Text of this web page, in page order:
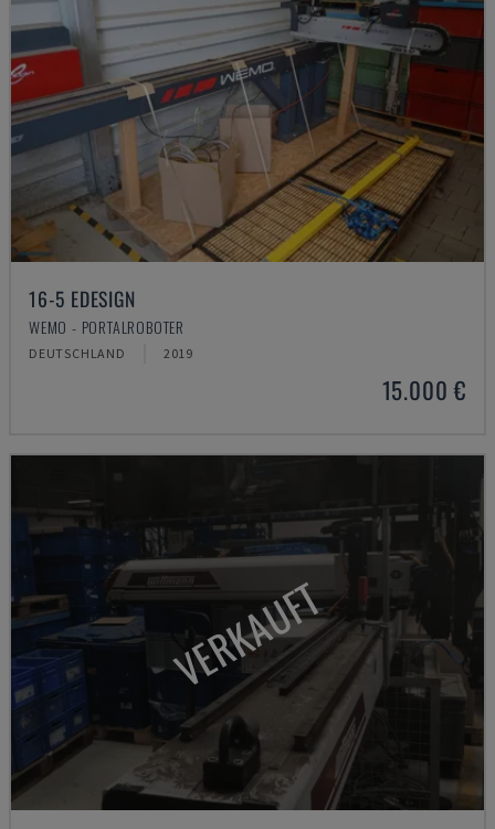
16-5 EDESIGN
WEMO - PORTALROBOTER
DEUTSCHLAND 2019
15.000 €
VERKAUFT